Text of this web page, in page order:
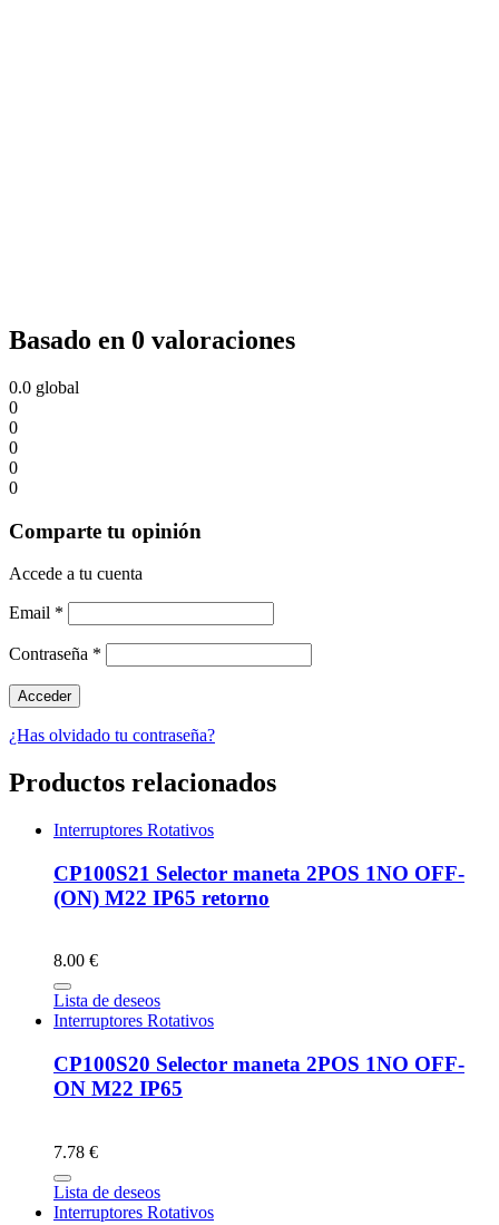
Basado en 0 valoraciones
0.0 global
0
0
0
0
0
Comparte tu opinión
Accede a tu cuenta
Email *
Contraseña *
¿Has olvidado tu contraseña?
Productos relacionados
Interruptores Rotativos
CP100S21 Selector maneta 2POS 1NO OFF-
(ON) M22 IP65 retorno
8.00 €
Lista de deseos
Interruptores Rotativos
CP100S20 Selector maneta 2POS 1NO OFF-
ON M22 IP65
7.78 €
Lista de deseos
Interruptores Rotativos